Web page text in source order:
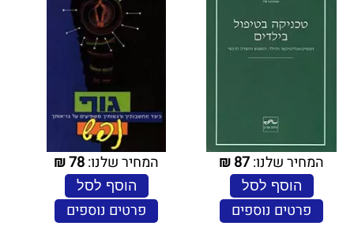
המחיר שלנו:87
₪
הוסף לסל
פרטים נוספים
המחיר שלנו:78
₪
הוסף לסל
פרטים נוספים